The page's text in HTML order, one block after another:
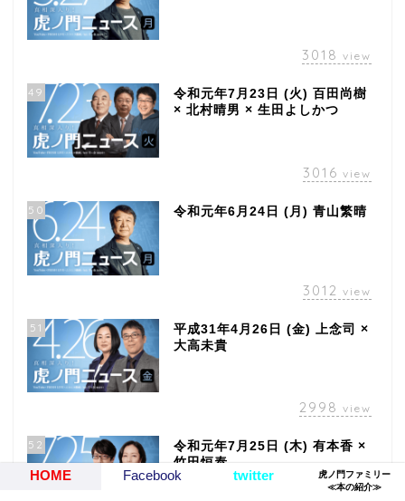
3018 view
49
令和元年7月23日 (火) 百田尚樹
× 北村晴男 × 生田よしかつ
3016 view
50 令和元年6月24日 (月) 青山繁晴
3012 view
51
平成31年4月26日 (金) 上念司 ×
大高未貴
2998 view
52
令和元年7月25日 (木) 有本香 ×
竹田恒泰
HOME Facebook twitter
虎ノ門ファミリー
≪本の紹介≫